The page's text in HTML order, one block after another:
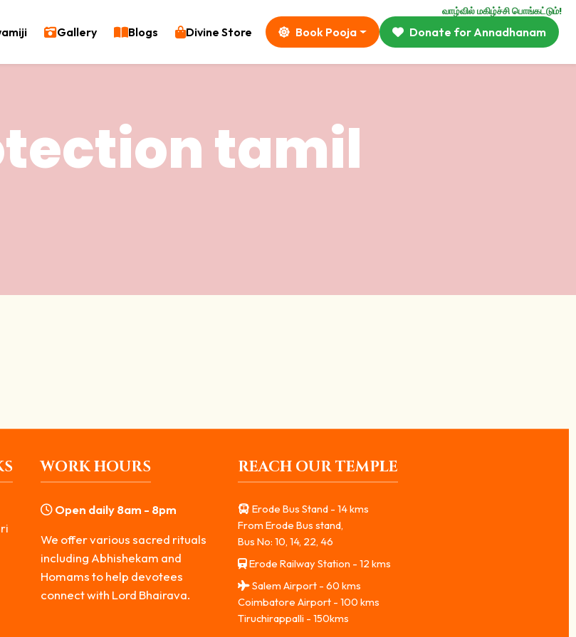
வாழ்வில் மகிழ்ச்சி பொங்கட்டும்!
Gallery Blogs Divine Store Book Pooja Donate for Annadhanam
tamil
WORK HOURS
Open daily 8am - 8pm
We offer various sacred rituals
including Abhishekam and
Homams to help devotees
connect with Lord Bhairava.
REACH OUR TEMPLE
Erode Bus Stand - 14 kms
From Erode Bus stand,
Bus No: 10, 14, 22, 46
Erode Railway Station - 12 kms
Salem Airport - 60 kms
Coimbatore Airport - 100 kms
Tiruchirappalli - 150kms